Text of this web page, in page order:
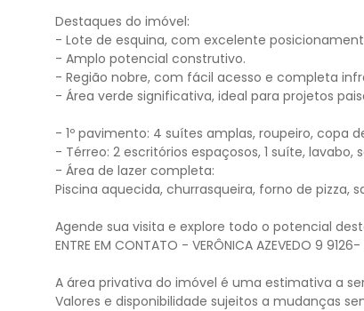
Destaques do imóvel:
- Lote de esquina, com excelente
- Amplo potencial construtivo.
- Região nobre, com fácil acesso e completa
- Área verde significativa, ideal para projetos
- 1º pavimento: 4 suítes amplas, roupeiro, copa
- Térreo: 2 escritórios espaçosos, 1 suíte,
- Área de lazer completa:
Piscina aquecida, churrasqueira, forno de
Agende sua visita e explore todo o potencial
ENTRE EM CONTATO - VERÔNICA AZEVEDO 9
A área privativa do imóvel é uma estimativa a
Valores e disponibilidade sujeitos a mudanças